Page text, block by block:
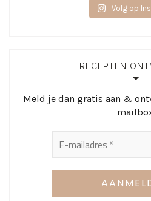
Volg op
RECEPTEN
Meld je dan gratis aan &